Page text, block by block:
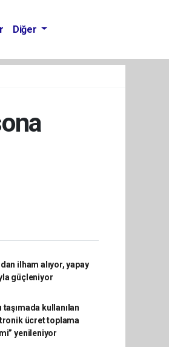
Diğer
ilham alıyor, yapay
güçleniyor
taşımada kullanılan
ücret toplama
yenileniyor